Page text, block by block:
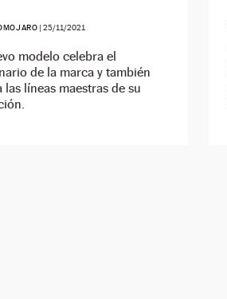
|25/11/2021
modelo celebra el
de la marca y también
las líneas maestras de su